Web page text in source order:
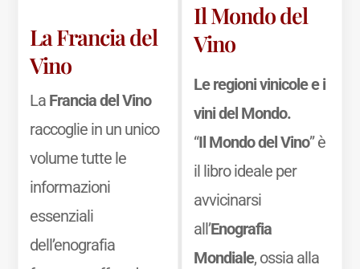
La Francia del
Vino
La Francia del Vino
raccoglie in un unico
volume tutte le
informazioni
essenziali
dell’enografia
Il Mondo del
Vino
Le regioni vinicole e i
vini del Mondo.
“Il Mondo del Vino” è
il libro ideale per
avvicinarsi
all’Enografia
Mondiale, ossia alla